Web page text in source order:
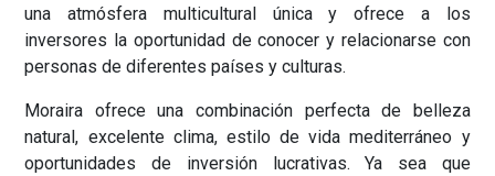
una atmósfera multicultural única y ofrece a los
inversores la oportunidad de conocer y relacionarse con
personas de diferentes países y culturas.
Moraira ofrece una combinación perfecta de belleza
natural, excelente clima, estilo de vida mediterráneo y
oportunidades de inversión lucrativas. Ya sea que